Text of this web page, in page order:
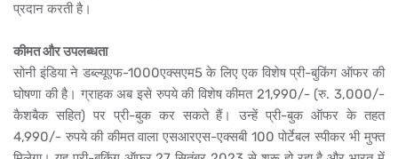
प्रदान करती है।
कीमत और उपलब्धता
सोनी इंडिया ने डब्ल्यूएफ-1000एक्सएम5 के लिए एक विशेष प्री-बुकिंग ऑफर की
घोषणा की है। ग्राहक अब इसे रुपये की विशेष कीमत 21,990/- (रु. 3,000/-
कैशबैक सहित) पर प्री-बुक कर सकते हैं। उन्हें प्री-बुक ऑफर के तहत
4,990/- रुपये की कीमत वाला एसआरएस-एक्सबी 100 पोर्टेबल स्पीकर भी मुफ्त